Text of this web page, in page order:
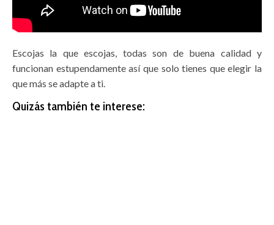
Escojas la que escojas, todas son de buena calidad y
funcionan estupendamente así que solo tienes que elegir la
que más se adapte a ti.
Quizás también te interese: